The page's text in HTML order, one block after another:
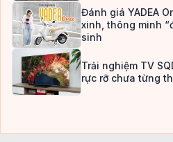
Đánh giá YADEA
xinh, thông minh
sinh
Trải nghiệm TV
rực rỡ chưa từng